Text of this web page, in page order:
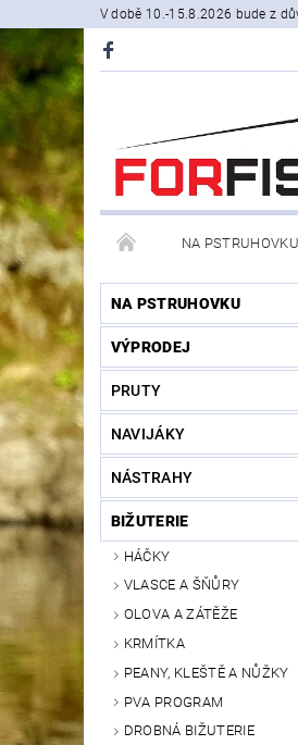
V době 10.-15.8.2026 bude z
NA PSTRUHOVKU
STOJANY A
PRODÁVANÉ ZNAČKY
NA PSTRUHOVKU
VÝPRODEJ
PRUTY
NAVIJÁKY
NÁSTRAHY
BIŽUTERIE
HÁČKY
VLASCE A ŠŇŮRY
OLOVA A ZÁTĚŽE
KRMÍTKA
PEANY, KLEŠTĚ A NŮŽKY
PVA PROGRAM
DROBNÁ BIŽUTERIE